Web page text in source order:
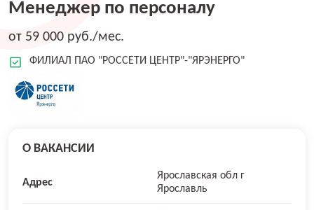
Менеджер по персоналу
от 59 000 руб./мес.
ФИЛИАЛ ПАО "РОССЕТИ ЦЕНТР"-"ЯРЭНЕРГО"
О ВАКАНСИИ
Адрес
Ярославская обл г
Ярославль